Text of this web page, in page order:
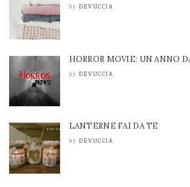
by DEVUCCIA
HORROR MOVIE: UN ANNO
by DEVUCCIA
LANTERNE FAI DA TE
by DEVUCCIA